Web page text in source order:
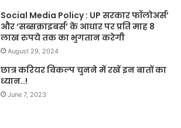
Social Media Policy : UP सरकार फॉलोअर्स’
और ‘सब्सक्राइबर्स’ के आधार पर प्रति माह 8
लाख रुपये तक का भुगतान करेगी
August 29, 2024
छात्र करियर विकल्प चुनने में रखें इन बातों का
ध्यान..!
June 7, 2023